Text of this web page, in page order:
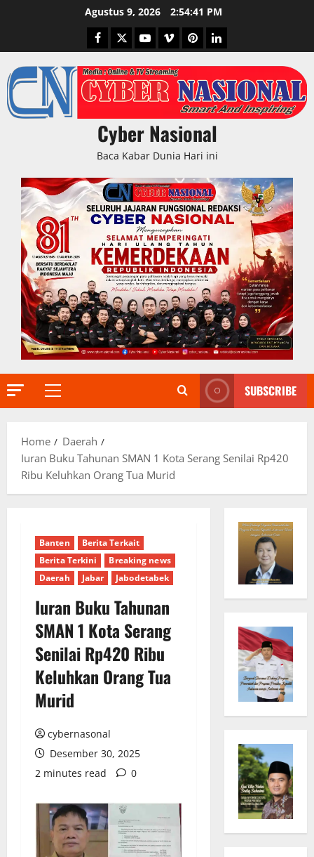
Agustus 9, 2026 2:54:42 PM
Facebook
TwitterYoutubeVimeoPinterestLinkedIn
Cyber Nasional
Baca Kabar Dunia Hari ini
Primary
SUBSCRIBE
Home
Daerah
Iuran Buku Tahunan SMAN 1 Kota Serang Senilai Rp420
Ribu Keluhkan Orang Tua Murid
Banten
Berita Terkait
Berita Terkini
Breaking news
Daerah
Jabar Jabodetabek
Iuran Buku Tahunan
SMAN 1 Kota Serang
Senilai Rp420 Ribu
Keluhkan Orang Tua
Murid
cybernasonal
Desember 30, 2025
2 minutes read
0